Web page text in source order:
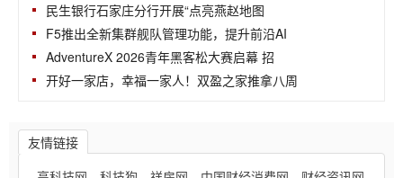
民生银行石家庄分行开展“点亮燕赵地图
F5推出全新集群舰队管理功能，提升前沿AI
AdventureX 2026青年黑客松大赛启幕 招
开好一家店，幸福一家人！双盈之家推拿八周
友情链接